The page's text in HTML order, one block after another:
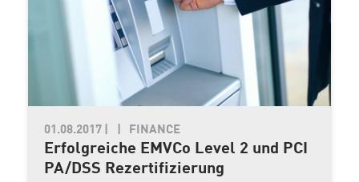
01.08.2017 FINANCE
Erfolgreiche EMVCo Level 2 und PCI
PA/DSS Rezertifizierung